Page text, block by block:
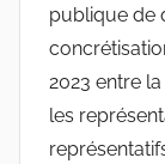
publique de
2023 entre
les